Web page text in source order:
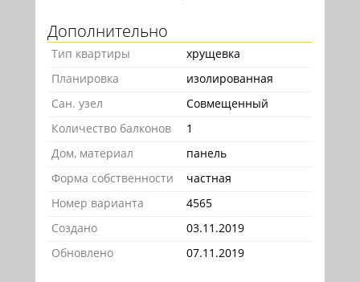
Дополнительно
Тип квартиры
хрущевка
Планировка
изолированная
Сан. узел
Совмещенный
Количество балконов
1
Дом, материал
панель
Форма собственности
частная
Номер варианта
4565
Создано
03.11.2019
Обновлено
07.11.2019